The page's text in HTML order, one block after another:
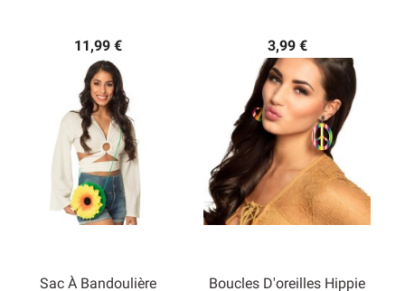
11,99 € 3,99 €
Sac À Bandoulière
Boucles D'oreilles Hippie